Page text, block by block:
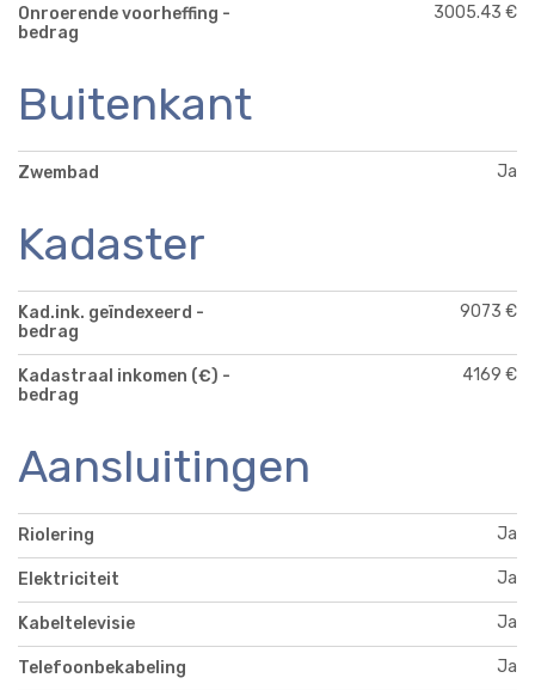
Onroerende voorheffing -
bedrag
3005.43 €
Buitenkant
Zwembad Ja
Kadaster
Kad.ink. geïndexeerd -
bedrag
9073 €
Kadastraal inkomen (€) -
bedrag
4169 €
Aansluitingen
Riolering Ja
Elektriciteit Ja
Kabeltelevisie Ja
Telefoonbekabeling Ja